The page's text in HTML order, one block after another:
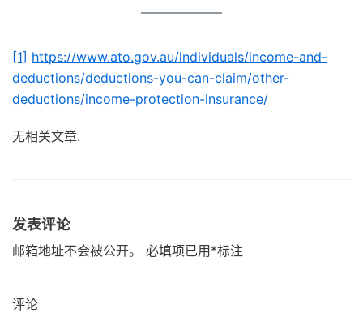
[1] https://www.ato.gov.au/individuals/income-and-
deductions/deductions-you-can-claim/other-
deductions/income-protection-insurance/
无相关文章.
发表评论
邮箱地址不会被公开。 必填项已用*标注
评论